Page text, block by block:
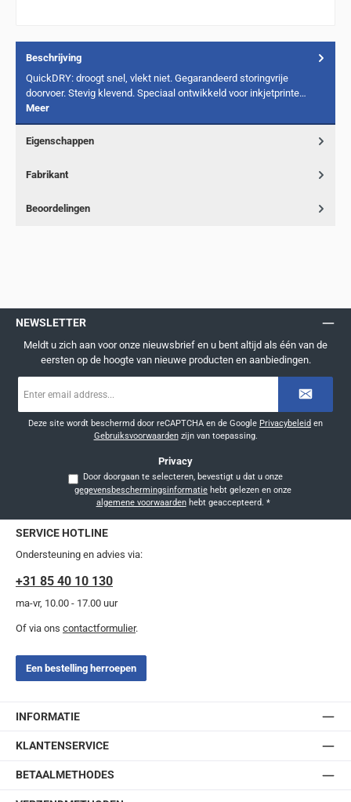
Beschrijving
QuickDRY: droogt snel, vlekt niet. Gegarandeerd storingvrije
doorvoer. Stevig klevend. Speciaal ontwikkeld voor inkjetprinte…
Meer
Eigenschappen
Fabrikant
Beoordelingen
NEWSLETTER
Meldt u zich aan voor onze nieuwsbrief en u bent altijd als één van de
eersten op de hoogte van nieuwe producten en aanbiedingen.
mailadres
Deze site wordt beschermd door reCAPTCHA en de Google Privacybeleid en
Gebruiksvoorwaardenzijn van toepassing.
Privacy
Door doorgaan te selecteren, bevestigt u dat u onze
gegevensbeschermingsinformatie
algemene voorwaardenhebt geaccepteerd. *
SERVICE HOTLINE
Ondersteuning en advies via:
+31 85 40 10 130
ma-vr, 10.00 - 17.00 uur
Of via ons contactformulier.
Een bestelling herroepen
INFORMATIE
KLANTENSERVICE
BETAALMETHODES